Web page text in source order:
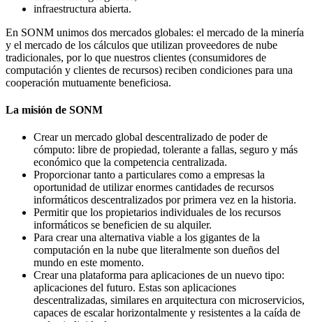
infraestructura abierta.
En SONM unimos dos mercados globales: el mercado de la minería
y el mercado de los cálculos que utilizan proveedores de nube
tradicionales, por lo que nuestros clientes (consumidores de
computación y clientes de recursos) reciben condiciones para una
cooperación mutuamente beneficiosa.
La misión de SONM
Crear un mercado global descentralizado de poder de
cómputo: libre de propiedad, tolerante a fallas, seguro y más
económico que la competencia centralizada.
Proporcionar tanto a particulares como a empresas la
oportunidad de utilizar enormes cantidades de recursos
informáticos descentralizados por primera vez en la historia.
Permitir que los propietarios individuales de los recursos
informáticos se beneficien de su alquiler.
Para crear una alternativa viable a los gigantes de la
computación en la nube que literalmente son dueños del
mundo en este momento.
Crear una plataforma para aplicaciones de un nuevo tipo:
aplicaciones del futuro. Estas son aplicaciones
descentralizadas, similares en arquitectura con microservicios,
capaces de escalar horizontalmente y resistentes a la caída de